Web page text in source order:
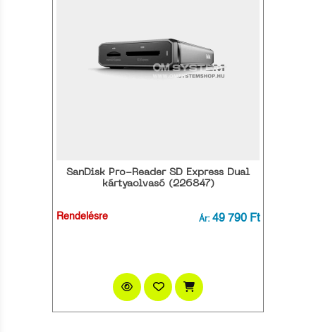
SanDisk Pro-Reader SD Express Dual
kártyaolvasó (226847)
Rendelésre Ár: 49 790 Ft